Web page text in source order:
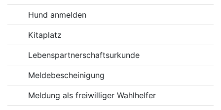
Hund anmelden
Kitaplatz
Lebenspartnerschaftsurkunde
Meldebescheinigung
Meldung als freiwilliger Wahlhelfer